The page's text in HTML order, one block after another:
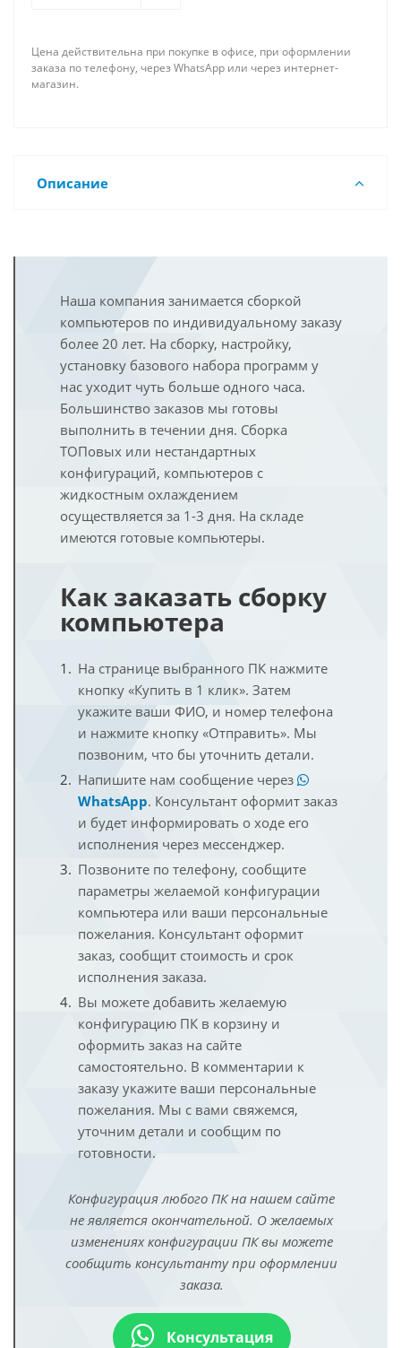
Цена действительна при покупке в офисе, при оформлении
заказа по телефону, через WhatsApp или через интернет-
магазин.
Описание
Наша компания занимается сборкой
компьютеров по индивидуальному заказу
более 20 лет. На сборку, настройку,
установку базового набора программ у
нас уходит чуть больше одного часа.
Большинство заказов мы готовы
выполнить в течении дня. Сборка
ТОПовых или нестандартных
конфигураций, компьютеров с
жидкостным охлаждением
осуществляется за 1-3 дня. На складе
имеются готовые компьютеры.
Как заказать сборку
компьютера
На странице выбранного ПК нажмите
кнопку «Купить в 1 клик». Затем
укажите ваши ФИО, и номер телефона
и нажмите кнопку «Отправить». Мы
позвоним, что бы уточнить детали.
Напишите нам сообщение через
WhatsApp. Консультант оформит заказ
и будет информировать о ходе его
исполнения через мессенджер.
Позвоните по телефону, сообщите
параметры желаемой конфигурации
компьютера или ваши персональные
пожелания. Консультант оформит
заказ, сообщит стоимость и срок
исполнения заказа.
Вы можете добавить желаемую
конфигурацию ПК в корзину и
оформить заказ на сайте
самостоятельно. В комментарии к
заказу укажите ваши персональные
пожелания. Мы с вами свяжемся,
уточним детали и сообщим по
готовности.
Конфигурация любого ПК на нашем сайте
не является окончательной. О желаемых
изменениях конфигурации ПК вы можете
сообщить консультанту при оформлении
заказа.
Консультация